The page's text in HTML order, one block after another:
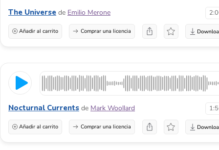
The Universe de Emilio Merone
Añadir al carrito Comprar una licencia
Nocturnal Currents de Mark Woollard
Añadir al carrito Comprar una licencia